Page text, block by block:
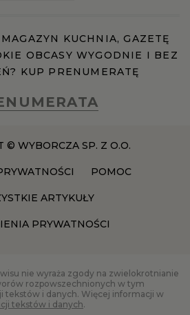
KUCHNIA, GAZETĘ
OBCASY WYGODNIE I BEZ
KUP PRENUMERATĘ
© WYBORCZA SP. Z O.O.
POMOC
ARTYKUŁY
PRYWATNOŚCI
nie wyraża zgody na zwielokrotnianie
rozpowszechnionych w tym
tekstów i danych. Więcej informacji w
tekstów i danych.